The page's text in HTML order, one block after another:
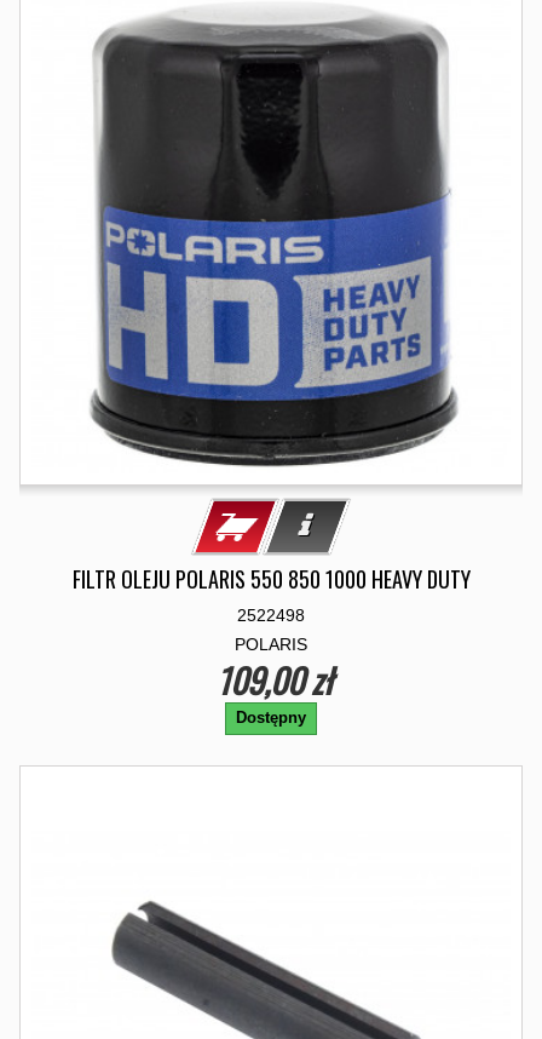
FILTR OLEJU POLARIS 550 850 1000 HEAVY DUTY
2522498
POLARIS
109,00 zł
Dostępny